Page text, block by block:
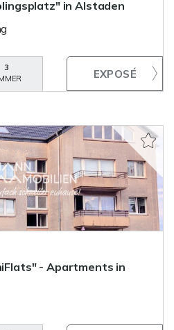
in Alstaden
3
- Apartments in